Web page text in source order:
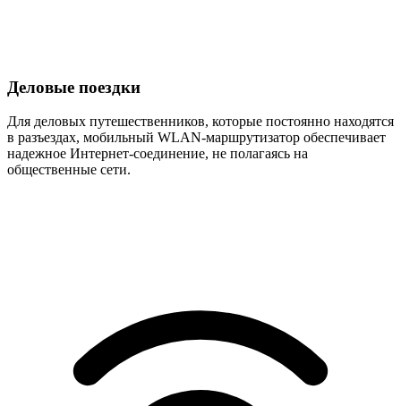
Деловые поездки
Для деловых путешественников, которые постоянно находятся
в разъездах, мобильный WLAN-маршрутизатор обеспечивает
надежное Интернет-соединение, не полагаясь на
общественные сети.